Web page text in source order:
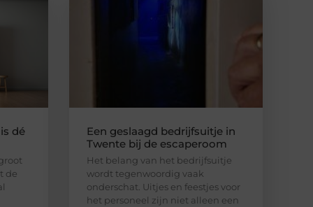
dé
de
Een geslaagd bedrijfsuitje in
Twente bij de escaperoom
Het belang van het bedrijfsuitje
wordt tegenwoordig vaak
onderschat. Uitjes en feestjes voor
het personeel zijn niet alleen een